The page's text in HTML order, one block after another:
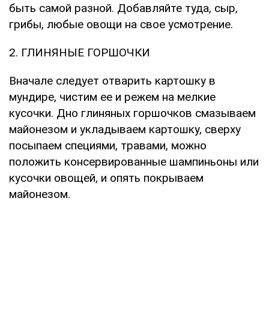
быть самой разной. Добавляйте туда, сыр,
грибы, любые овощи на свое усмотрение.
2. ГЛИНЯНЫЕ ГОРШОЧКИ
Вначале следует отварить картошку в
мундире, чистим ее и режем на мелкие
кусочки. Дно глиняных горшочков смазываем
майонезом и укладываем картошку, сверху
посыпаем специями, травами, можно
положить консервированные шампиньоны или
кусочки овощей, и опять покрываем
майонезом.